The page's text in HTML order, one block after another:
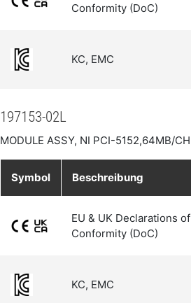
Conformity (DoC)
KC, EMC
197153-02L
MODULE ASSY, NI PCI-5152,64MB/CH
Symbol Beschreibung
EU & UK Declarations of
Conformity (DoC)
KC, EMC